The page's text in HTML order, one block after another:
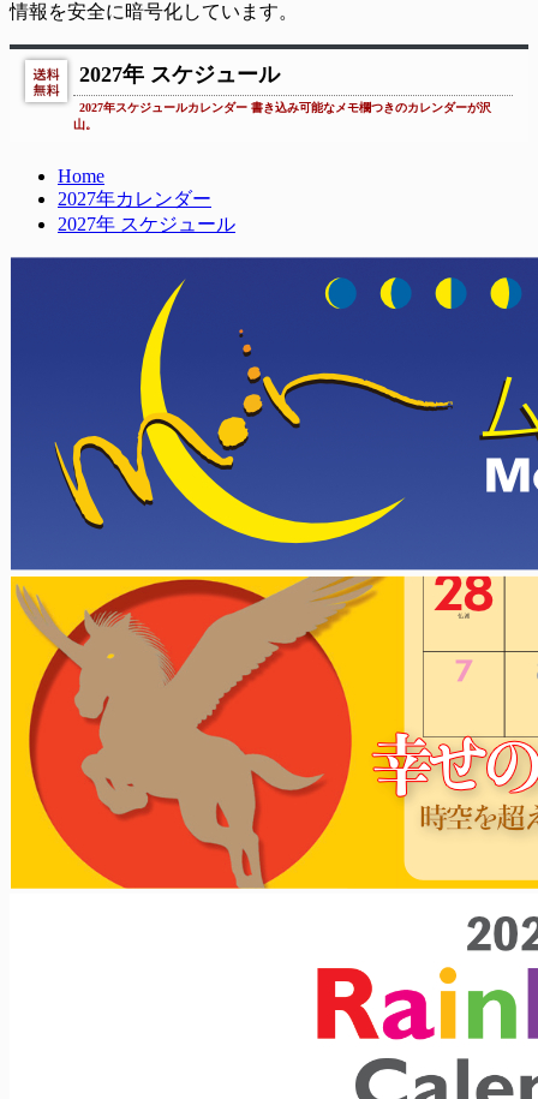
情報を安全に暗号化しています。
2027年 スケジュール
2027年スケジュールカレンダー 書き込み可能なメモ欄つきのカレンダーが沢
山。
Home
2027年カレンダー
2027年 スケジュール